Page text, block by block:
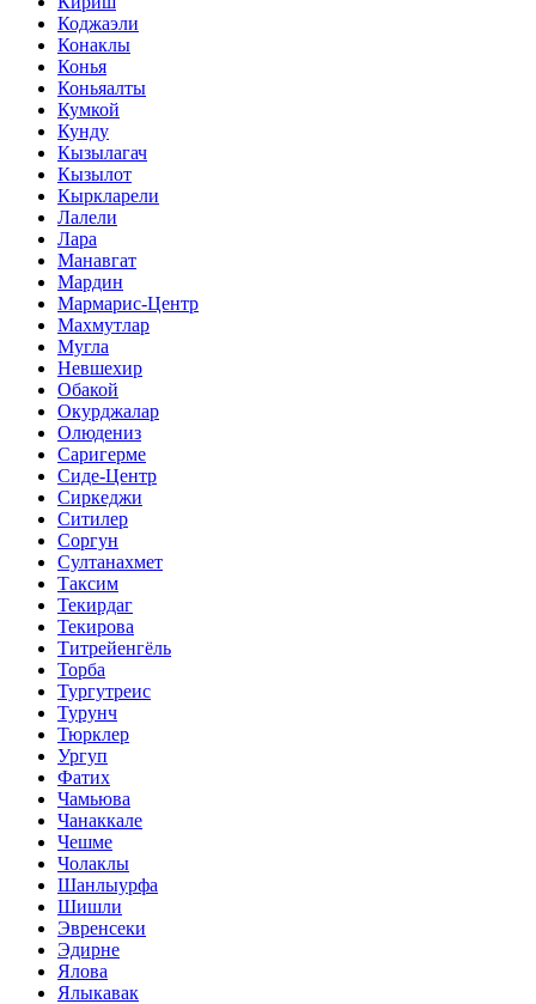
Коджаэли
Конаклы
Конья
Коньяалты
Кумкой
Кунду
Кызылагач
Кызылот
Кыркларели
Лалели
Лара
Манавгат
Мардин
Мармарис-Центр
Махмутлар
Мугла
Невшехир
Обакой
Окурджалар
Олюдениз
Саригерме
Сиде-Центр
Сиркеджи
Ситилер
Соргун
Султанахмет
Таксим
Текирдаг
Текирова
Титрейенгёль
Торба
Тургутреис
Турунч
Тюрклер
Ургуп
Фатих
Чамьюва
Чанаккале
Чешме
Чолаклы
Шанлыурфа
Шишли
Эвренсеки
Эдирне
Ялова
Ялыкавак